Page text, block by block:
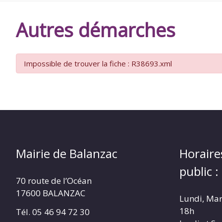
Autres démarches
Impossible de trouver la fiche : R38693.xml
Mairie de Balanzac
70 route de l’Océan
17600 BALANZAC
Tél. 05 46 94 72 30
public :
Lundi,
18h